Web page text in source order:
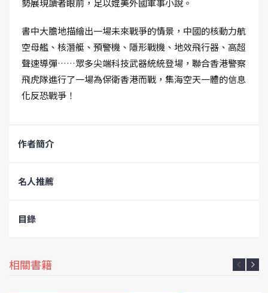
勢展現讀者眼前，足以媲美外國軍事小說。
書中大膽地描繪出一場未來戰爭的情景，中國的核動力航
空母艦、核潛艇、預警機、隱形戰機、地效飛行器、高超
聲速導彈……眾多尖端科技武器統統登場，聯合香港警察
飛虎隊進行了一場為保衛香港而戰，集海空天一體的信息
化反恐戰爭！
作者簡介
名人推薦
目錄
相關書籍